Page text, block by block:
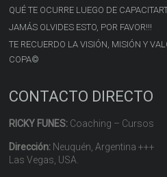
QUÉ TE OCURRE LUEGO DE
JAMÁS OLVIDES ESTO, POR FAVOR!!!
TE RECUERDO LA VISIÓN, MISIÓN Y
COPA©
CONTACTO DIRECTO
RICKY FUNES: Coaching – Cursos
Dirección: Neuquén, Argentina +++
Las Vegas, USA.